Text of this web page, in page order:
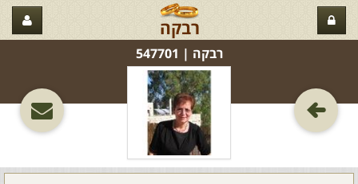
רבקה
רבקה‏ | 547701